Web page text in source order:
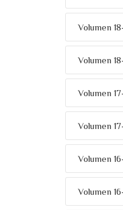
Volumen
Volumen
Volumen
Volumen
Volumen
Volumen